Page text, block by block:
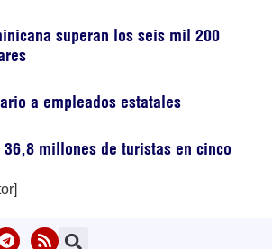
superan los seis mil 200
a empleados estatales
36,8 millones de turistas en cinco